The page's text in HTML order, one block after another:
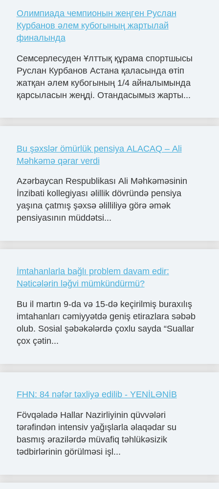
Олимпиада чемпионын жеңген Руслан
Курбанов әлем кубогының жартылай
финалында
Семсерлесуден Ұлттық құрама спортшысы
Руслан Курбанов Астана қаласында өтіп
жатқан әлем кубогының 1/4 айналымында
қарсыласын жеңді. Отандасымыз жарты...
Bu şəxslər ömürlük pensiya ALACAQ – Ali
Məhkəmə qərar verdi
Azərbaycan Respublikası Ali Məhkəməsinin
İnzibati kollegiyası əlillik dövründə pensiya
yaşına çatmış şəxsə əlilliliyə görə əmək
pensiyasının müddətsi...
İmtahanlarla bağlı problem davam edir:
Nəticələrin ləğvi mümkündürmü?
Bu il martın 9-da və 15-də keçirilmiş buraxılış
imtahanları cəmiyyətdə geniş etirazlara səbəb
olub. Sosial şəbəkələrdə çoxlu sayda “Suallar
çox çətin...
FHN: 84 nəfər təxliyə edilib - YENİLƏNİB
Fövqəladə Hallar Nazirliyinin qüvvələri
tərəfindən intensiv yağışlarla əlaqədar su
basmış ərazilərdə müvafiq təhlükəsizik
tədbirlərinin görülməsi işl...